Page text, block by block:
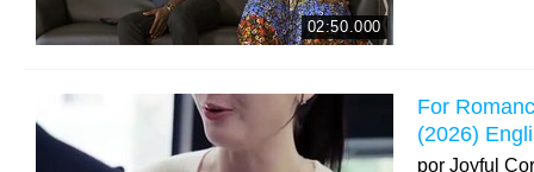
02:50.000
For
(2026)
por Joyful